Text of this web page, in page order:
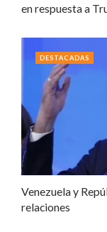
en respuesta a
Venezuela y
relaciones
DESTACADAS